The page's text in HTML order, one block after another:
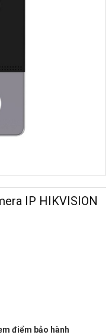
IP HIKVISION
điểm bảo hành